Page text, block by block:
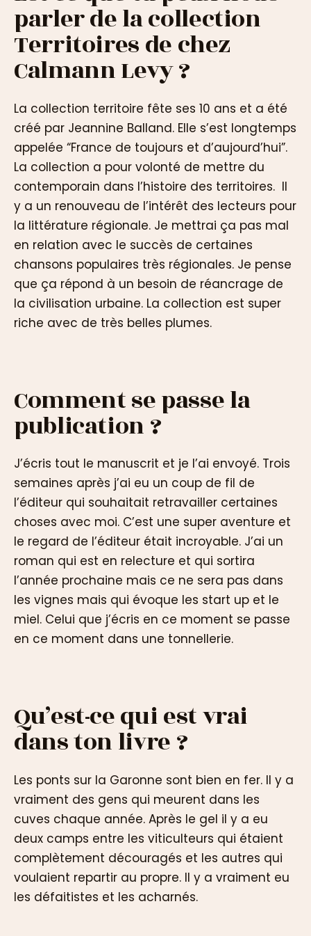
parler de la collection
Territoires de chez
Calmann Levy ?
La collection territoire fête ses 10 ans et a été
créé par Jeannine Balland. Elle s’est longtemps
appelée “France de toujours et d’aujourd’hui”.
La collection a pour volonté de mettre du
contemporain dans l’histoire des territoires. Il
y a un renouveau de l’intérêt des lecteurs pour
la littérature régionale. Je mettrai ça pas mal
en relation avec le succès de certaines
chansons populaires très régionales. Je pense
que ça répond à un besoin de réancrage de
la civilisation urbaine. La collection est super
riche avec de très belles plumes.
Comment se passe la
publication ?
J’écris tout le manuscrit et je l’ai envoyé. Trois
semaines après j’ai eu un coup de fil de
l’éditeur qui souhaitait retravailler certaines
choses avec moi. C’est une super aventure et
le regard de l’éditeur était incroyable. J’ai un
roman qui est en relecture et qui sortira
l’année prochaine mais ce ne sera pas dans
les vignes mais qui évoque les start up et le
miel. Celui que j’écris en ce moment se passe
en ce moment dans une tonnellerie.
Qu’est-ce qui est vrai
dans ton livre ?
Les ponts sur la Garonne sont bien en fer. Il y a
vraiment des gens qui meurent dans les
cuves chaque année. Après le gel il y a eu
deux camps entre les viticulteurs qui étaient
complètement découragés et les autres qui
voulaient repartir au propre. Il y a vraiment eu
les défaitistes et les acharnés.